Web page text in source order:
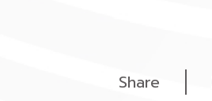
Share